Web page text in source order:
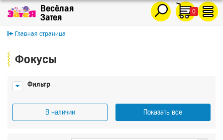
0
Главная страница
Фокусы
Фильтр
В наличии Показать все